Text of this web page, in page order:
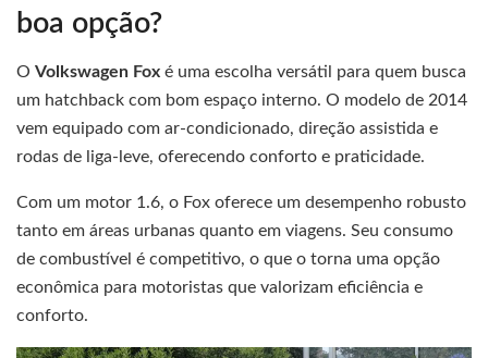
boa opção?
O Volkswagen Fox é uma escolha versátil para quem busca
um hatchback com bom espaço interno. O modelo de 2014
vem equipado com ar-condicionado, direção assistida e
rodas de liga-leve, oferecendo conforto e praticidade.
Com um motor 1.6, o Fox oferece um desempenho robusto
tanto em áreas urbanas quanto em viagens. Seu consumo
de combustível é competitivo, o que o torna uma opção
econômica para motoristas que valorizam eficiência e
conforto.